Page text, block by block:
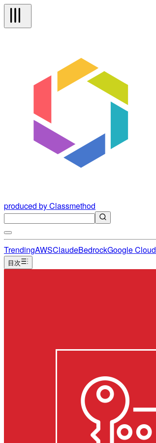
produced by Classmethod
TrendingAWSClaudeBedrockGoogle Cloud
目次